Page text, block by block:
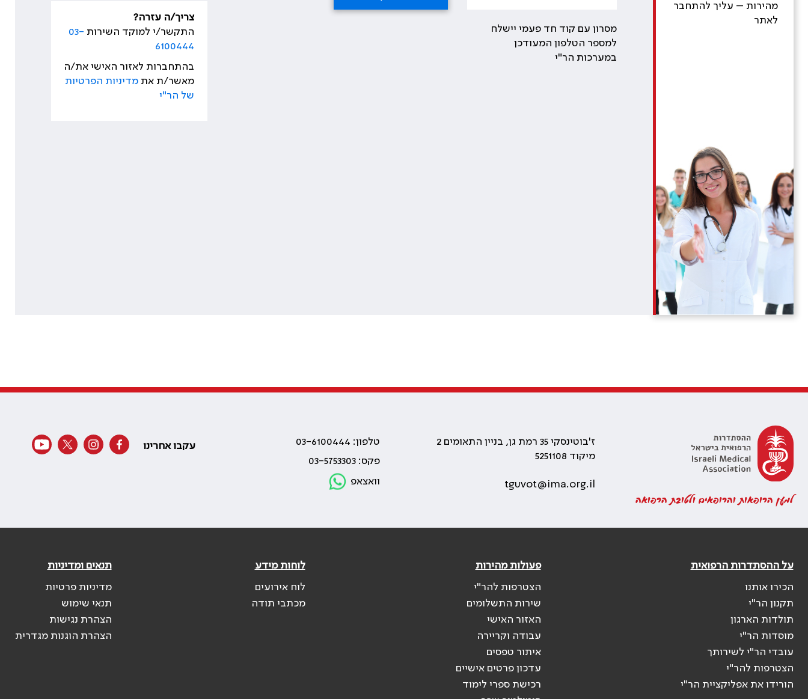
מהירות – עליך להתחבר
לאתר
מסרון עם קוד חד פעמי יישלח
למספר הטלפון המעודכן
במערכות הר"י
צריך/ה עזרה?
התקשר/י למוקד השירות 03-
6100444
בהתחברות לאזור האישי את/ה
מאשר/ת אתמדיניות הפרטיות
של הר"י
למען הרופאות והרופאים ולטובת הרפואה
ז'בוטינסקי 35 רמת גן, בניין התאומים 2
מיקוד 5251108
tguvot@ima.org.il
טלפון: 03-6100444
פקס: 03-5753303
וואצאפ
עקבו אחרינו
על ההסתדרות הרפואית
הכירו אותנו
תקנון הר"י
תולדות הארגון
מוסדות הר"י
עובדי הר"י לשירותך
הצטרפות להר"י
הורידו את אפליקציית הר"י
פעולות מהירות
הצטרפות להר"י
שירות התשלומים
האזור האישי
עבודה וקריירה
איתור טפסים
עדכון פרטים אישיים
רכישת ספרי לימוד
לוחות מידע
לוח אירועים
מכתבי תודה
תנאים ומדיניות
מדיניות פרטיות
תנאי שימוש
הצהרת נגישות
הצהרת הוגנות מגדרית